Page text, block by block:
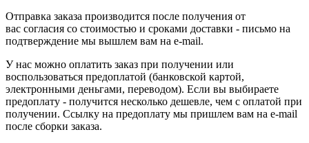
Отправка заказа производится после получения от
вас согласия со стоимостью и сроками доставки - письмо на
подтверждение мы вышлем вам на e-mail.
У нас можно оплатить заказ при получении или
воспользоваться предоплатой (банковской картой,
электронными деньгами, переводом). Если вы выбираете
предоплату - получится несколько дешевле, чем с оплатой при
получении. Ссылку на предоплату мы пришлем вам на e-mail
после сборки заказа.